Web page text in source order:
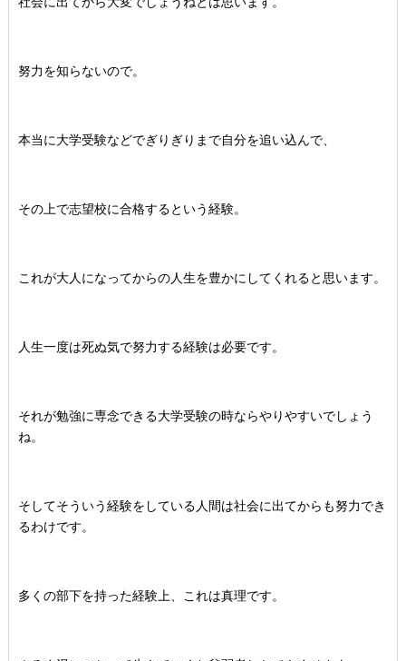
努力を知らないので。
本当に大学受験などでぎりぎりまで自分を追い込んで、
その上で志望校に合格するという経験。
これが大人になってからの人生を豊かにしてくれると思います。
人生一度は死ぬ気で努力する経験は必要です。
それが勉強に専念できる大学受験の時ならやりやすいでしょう
ね。
そしてそういう経験をしている人間は社会に出てからも努力でき
るわけです。
多くの部下を持った経験上、これは真理です。